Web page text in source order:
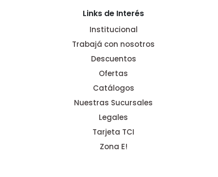
Links de Interés
Institucional
Trabajá con nosotros
Descuentos
Ofertas
Catálogos
Nuestras Sucursales
Legales
Tarjeta TCI
Zona E!